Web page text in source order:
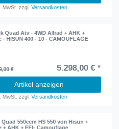
MwSt. zzgl.Versandkosten
Quad Atv - 4WD Allrad + AHK +
- HISUN 400 - 10 - CAMOUFLAGE
€ 5.298,00 € *
Artikel anzeigen
MwSt. zzgl.Versandkosten
Quad 550ccm HS 550 von Hisun +
+ AHK + EFI- Camouflage